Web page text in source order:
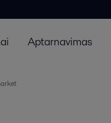
Aptarnavimas